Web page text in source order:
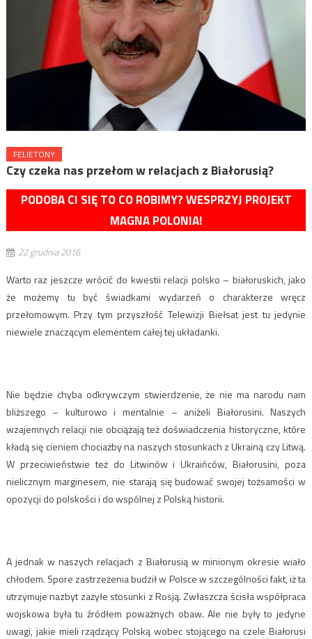
FELIETONY
Czy czeka nas przełom w relacjach z Białorusią?
PODOBA CI SIĘ TO CO ROBIMY? WESPRZYJ PROJEKT
MAGNA POLONIA!
22 grudnia 2016
Warto raz jeszcze wrócić do kwestii relacji polsko – białoruskich, jako
że możemy tu być świadkami wydarzeń o charakterze wręcz
przełomowym. Przy tym przyszłość Telewizji Biełsat jest tu jedynie
niewiele znaczącym elementem całej tej układanki.
Nie będzie chyba odkrywczym stwierdzenie, że nie ma narodu nam
bliższego – kulturowo i mentalnie – aniżeli Białorusini. Naszych
wzajemnych relacji nie obciążają też doświadczenia historyczne, które
kładą się cieniem chociażby na naszych stosunkach z Ukrainą czy Litwą.
W przeciwieństwie też do Litwinów i Ukraińców, Białorusini, poza
nielicznym marginesem, nie starają się budować swojej tożsamości w
opozycji do polskości i do wspólnej z Polską historii.
A jednak w naszych relacjach z Białorusią w minionym okresie wiało
chłodem. Spore zastrzeżenia budził w Polsce w szczególności fakt, iż ta
utrzymuje nazbyt zażyłe stosunki z Rosją. Zwłaszcza ścisła współpraca
wojskowa była tu źródłem poważnych obaw. Ale nie były to jedyne
uwagi, jakie mieli rządzący Polską wobec stojącego na czele Białorusi